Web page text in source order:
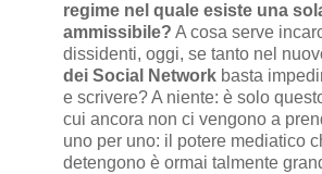
regime nel quale esiste una
ammissibile? A cosa serve
dissidenti, oggi, se tanto nel
dei Social Network basta
e scrivere? A niente: è solo
cui ancora non ci vengono a
uno per uno: il potere mediatico
detengono è ormai talmente